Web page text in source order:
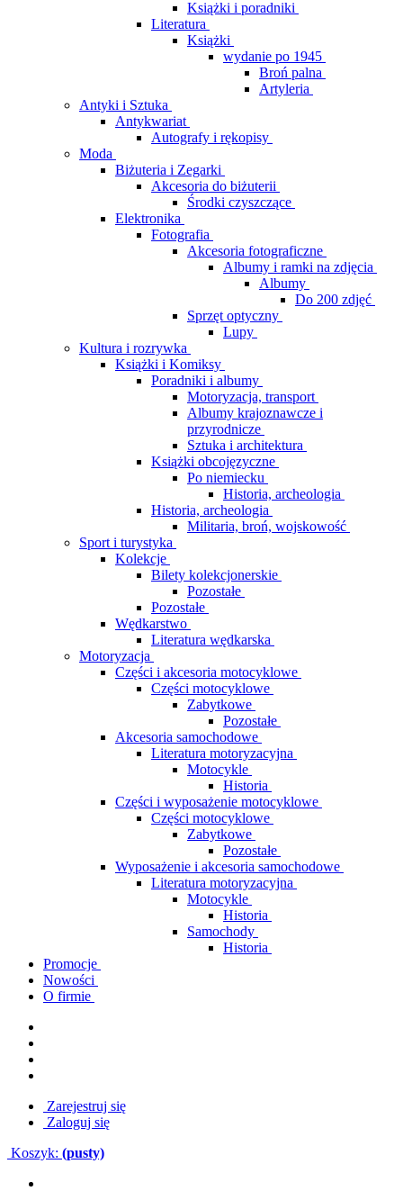
Książki i poradniki
Literatura
Książki
wydanie po 1945
Broń palna
Artyleria
Antyki i Sztuka
Antykwariat
Autografy i rękopisy
Moda
Biżuteria i Zegarki
Akcesoria do biżuterii
Środki czyszczące
Elektronika
Fotografia
Akcesoria fotograficzne
Albumy i ramki na zdjęcia
Albumy
Do 200 zdjęć
Sprzęt optyczny
Lupy
Kultura i rozrywka
Książki i Komiksy
Poradniki i albumy
Motoryzacja, transport
Albumy krajoznawcze i
przyrodnicze
Sztuka i architektura
Książki obcojęzyczne
Po niemiecku
Historia, archeologia
Historia, archeologia
Militaria, broń, wojskowość
Sport i turystyka
Kolekcje
Bilety kolekcjonerskie
Pozostałe
Pozostałe
Wędkarstwo
Literatura wędkarska
Motoryzacja
Części i akcesoria motocyklowe
Części motocyklowe
Zabytkowe
Pozostałe
Akcesoria samochodowe
Literatura motoryzacyjna
Motocykle
Historia
Części i wyposażenie motocyklowe
Części motocyklowe
Zabytkowe
Pozostałe
Wyposażenie i akcesoria samochodowe
Literatura motoryzacyjna
Motocykle
Historia
Samochody
Historia
Promocje
Nowości
O firmie
Zarejestruj się
Zaloguj się
Koszyk: (pusty)